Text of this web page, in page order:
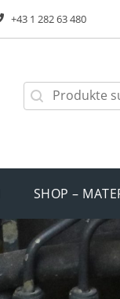
+43 1 282 63 480
SHOP –